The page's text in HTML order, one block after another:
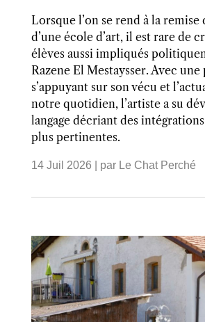
Lorsque l’on se rend à la remise
d’une école d’art, il est rare de
élèves aussi impliqués
Razene El Mestaysser. Avec
s’appuyant sur son vécu et
notre quotidien, l’artiste a su
langage décriant des
plus pertinentes.
14 Juil 2026 | par Le Chat Perché